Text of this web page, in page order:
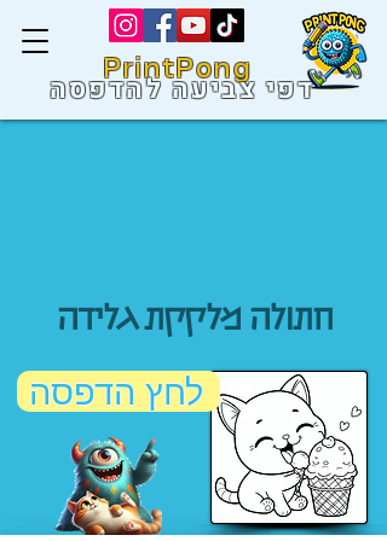
PrintPong
דפי צביעה להדפסה
חתולה מלקקת גלידה
לחץ הדפסה